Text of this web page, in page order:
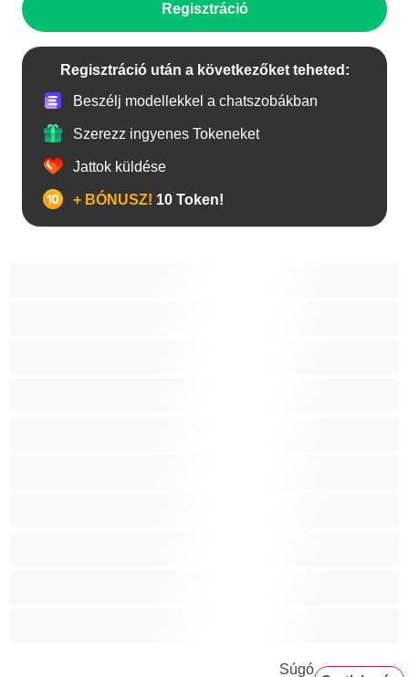
Regisztráció
Regisztráció után a következőket teheted:
Beszélj modellekkel a chatszobákban
Szerezz ingyenes Tokeneket
Jattok küldése
+ BÓNUSZ! 10 Token!
Súgó